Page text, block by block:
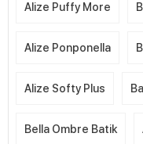
Alize Puffy More
Alize Ponponella
Alize Softy Plus
Bella Ombre Batik